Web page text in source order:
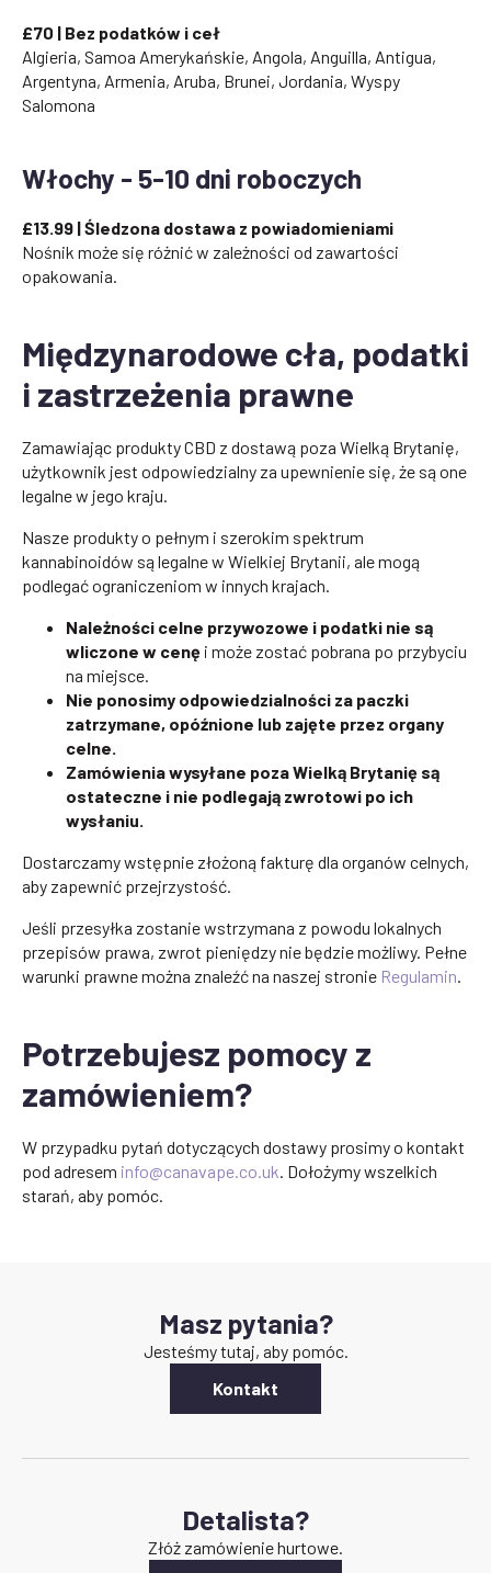
£70 | Bez podatków i ceł
Algieria, Samoa Amerykańskie, Angola, Anguilla, Antigua,
Argentyna, Armenia, Aruba, Brunei, Jordania, Wyspy
Salomona
Włochy - 5-10 dni roboczych
£13.99 | Śledzona dostawa z powiadomieniami
Nośnik może się różnić w zależności od zawartości
opakowania.
Międzynarodowe cła, podatki
i zastrzeżenia prawne
Zamawiając produkty CBD z dostawą poza Wielką Brytanię,
użytkownik jest odpowiedzialny za upewnienie się, że są one
legalne w jego kraju.
Nasze produkty o pełnym i szerokim spektrum
kannabinoidów są legalne w Wielkiej Brytanii, ale mogą
podlegać ograniczeniom w innych krajach.
Należności celne przywozowe i podatki nie są
wliczone w cenę i może zostać pobrana po przybyciu
na miejsce.
Nie ponosimy odpowiedzialności za paczki
zatrzymane, opóźnione lub zajęte przez organy
celne.
Zamówienia wysyłane poza Wielką Brytanię są
ostateczne i nie podlegają zwrotowi po ich
wysłaniu.
Dostarczamy wstępnie złożoną fakturę dla organów celnych,
aby zapewnić przejrzystość.
Jeśli przesyłka zostanie wstrzymana z powodu lokalnych
przepisów prawa, zwrot pieniędzy nie będzie możliwy. Pełne
warunki prawne można znaleźć na naszej stronie Regulamin.
Potrzebujesz pomocy z
zamówieniem?
W przypadku pytań dotyczących dostawy prosimy o kontakt
pod adresem info@canavape.co.uk. Dołożymy wszelkich
starań, aby pomóc.
Masz pytania?
Jesteśmy tutaj, aby pomóc.
Kontakt
Detalista?
Złóż zamówienie hurtowe.